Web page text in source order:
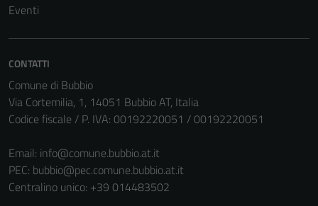
Eventi
CONTATTI
Comune di Bubbio
Via Cortemilia, 1, 14051 Bubbio AT, Italia
Codice fiscale / P. IVA: 00192220051 / 00192220051
Email: info@comune.bubbio.at.it
PEC: bubbio@pec.comune.bubbio.at.it
Centralino unico: +39 014483502